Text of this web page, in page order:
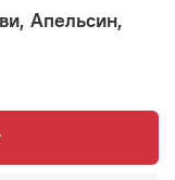
Апельсин,